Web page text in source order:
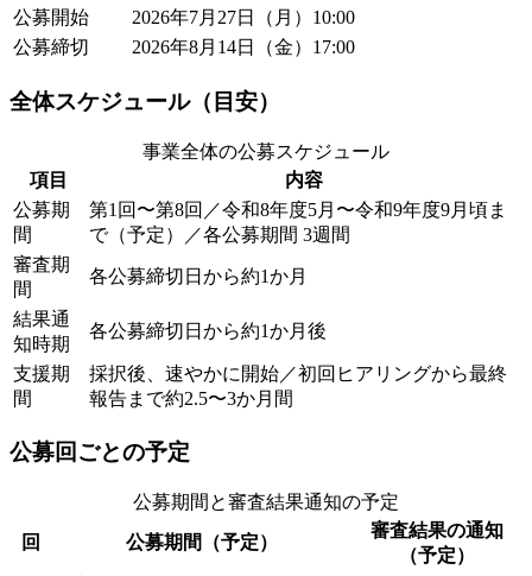
公募開始
2026年7月27日（月）10:00
公募締切
2026年8月14日（金）17:00
全体スケジュール（目安）
事業全体の公募スケジュール
項目
内容
公募期
間
第1回〜第8回／令和8年度5月〜令和9年度9月頃ま
で（予定）／各公募期間 3週間
審査期
間
各公募締切日から約1か月
結果通
知時期
各公募締切日から約1か月後
支援期
間
採択後、速やかに開始／初回ヒアリングから最終
報告まで約2.5〜3か月間
公募回ごとの予定
公募期間と審査結果通知の予定
回
公募期間（予定）
審査結果の通知
（予定）